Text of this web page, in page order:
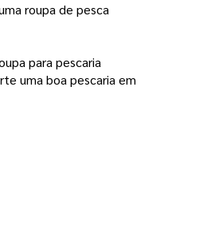
roupa de pesca
para pescaria
uma boa pescaria em